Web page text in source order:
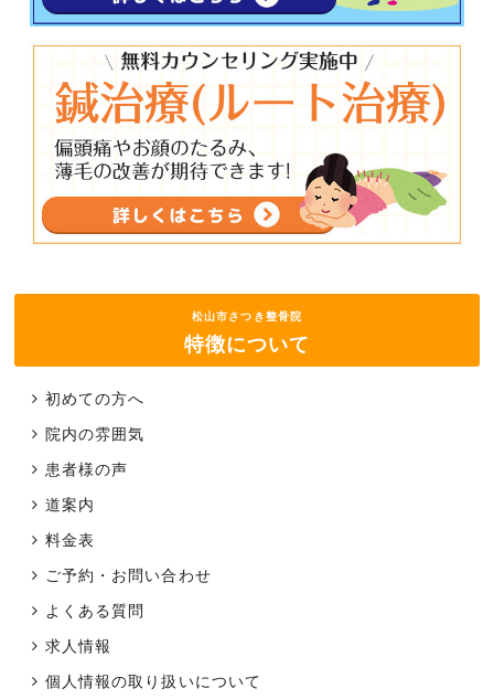
松山市さつき整骨院
特徴について
初めての方へ
院内の雰囲気
患者様の声
道案内
料金表
ご予約・お問い合わせ
よくある質問
求人情報
個人情報の取り扱いについて